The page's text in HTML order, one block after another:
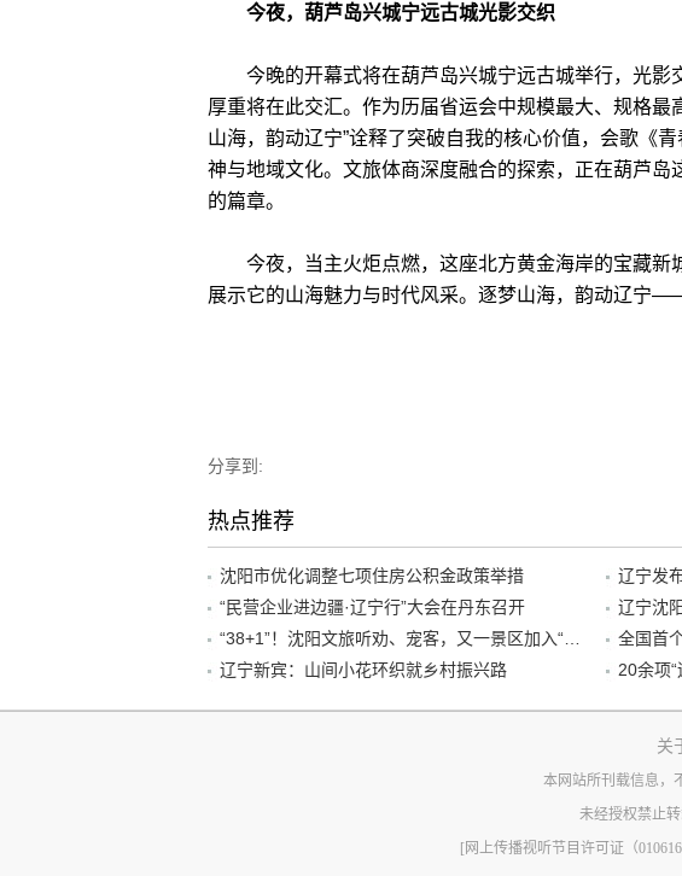
今夜，葫芦岛兴城宁远古城光影交织
今晚的开幕式将在葫芦岛兴城宁远古城举行，光影
厚重将在此交汇。作为历届省运会中规模最大、规格最
山海，韵动辽宁”诠释了突破自我的核心价值，会歌《
神与地域文化。文旅体商深度融合的探索，正在葫芦
的篇章。
今夜，当主火炬点燃，这座北方黄金海岸的宝藏新
展示它的山海魅力与时代风采。逐梦山海，韵动辽宁
分享到:
热点推荐
沈阳市优化调整七项住房公积金政策举措
辽宁发
“民营企业进边疆·辽宁行”大会在丹东召开
辽宁沈
辽宁新宾：山间小花环织就乡村振兴路
20余项
关
本网站所刊载信息，
未经授权禁止
[网上传播视听节目许可证（